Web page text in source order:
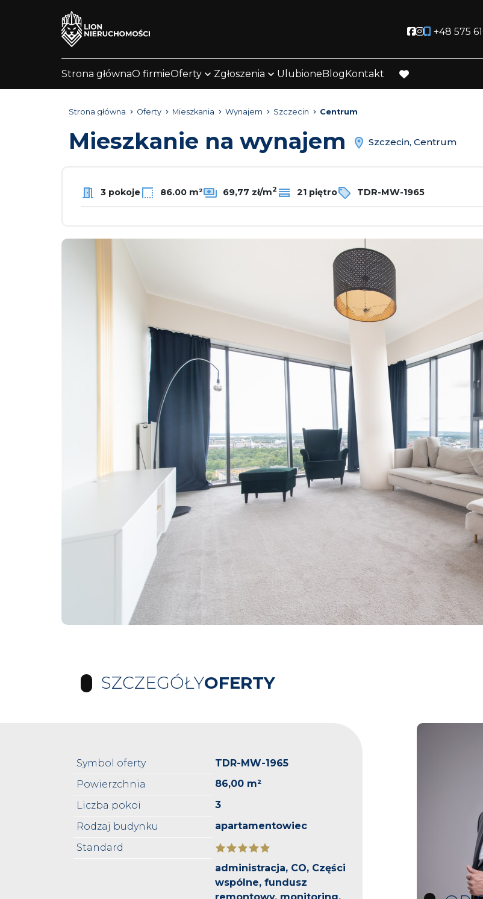
Social link
Social link
+48 575
Strona głównaO firmieOferty Zgłoszenia UlubioneBlogKontakt
favorite
Strona główna Oferty Mieszkania Wynajem Szczecin Centrum
Mieszkanie na wynajem Szczecin, Centrum
3 pokoje 86.00 m² 69,77 zł/m2 21 piętro TDR-MW-1965
SZCZEGÓŁYOFERTY
Symbol oferty
TDR-MW-1965
Powierzchnia
86,00 m²
Liczba pokoi
3
Rodzaj budynku
apartamentowiec
Standard
administracja, CO, Części
wspólne, fundusz